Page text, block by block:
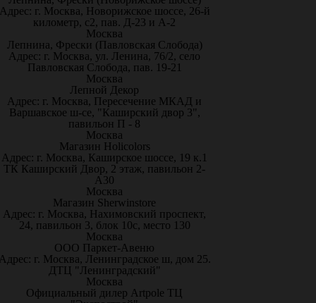
г. Москва, Новорижское шоссе, 26-й
километр, с2, пав. Д-23 и А-2
Москва
Лепнина, Фрески (Павловская Слобода)
Адрес: г. Москва, ул. Ленина, 76/2, село
Павловская Слобода, пав. 19-21
Москва
Лепной Декор
Адрес: г. Москва, Пересечение МКАД и
Варшавское ш-се, "Каширский двор 3",
павильон П - 8
Москва
Магазин Holicolors
Адрес: г. Москва, Каширское шоссе, 19 к.1
ТК Каширский Двор, 2 этаж, павильон 2-
А30
Москва
Магазин Sherwinstore
Адрес: г. Москва, Нахимовский проспект,
24, павильон 3, блок 10с, место 130
Москва
ООО Паркет-Авeню
г. Москва, Ленинградское ш, дом 25.
ДТЦ "Ленинградский"
Москва
Официальный дилер Artpole ТЦ